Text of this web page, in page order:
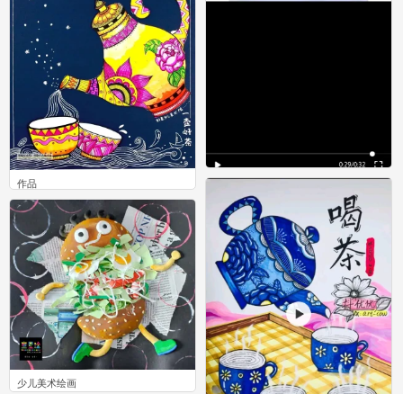
少儿美术绘画
0
作品
0